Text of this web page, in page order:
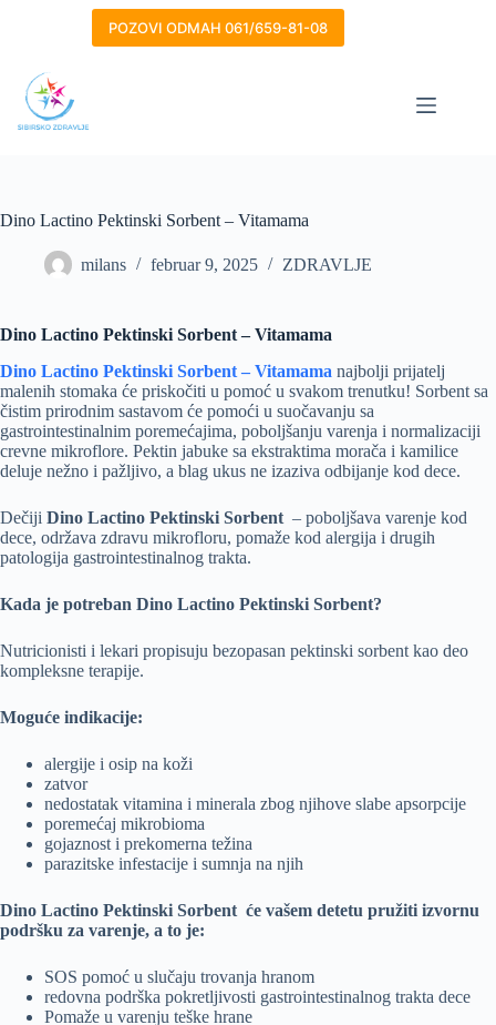
POZOVI ODMAH 061/659-81-08
Dino Lactino Pektinski Sorbent – Vitamama
milans februar 9, 2025 ZDRAVLJE
Dino Lactino Pektinski Sorbent – Vitamama
Dino Lactino Pektinski Sorbent – Vitamama najbolji prijatelj
malenih stomaka će priskočiti u pomoć u svakom trenutku! Sorbent sa
čistim prirodnim sastavom će pomoći u suočavanju sa
gastrointestinalnim poremećajima, poboljšanju varenja i normalizaciji
crevne mikroflore. Pektin jabuke sa ekstraktima morača i kamilice
deluje nežno i pažljivo, a blag ukus ne izaziva odbijanje kod dece.
Dečiji Dino Lactino Pektinski Sorbent – poboljšava varenje kod
dece, održava zdravu mikrofloru, pomaže kod alergija i drugih
patologija gastrointestinalnog trakta.
Kada je potreban Dino Lactino Pektinski Sorbent?
Nutricionisti i lekari propisuju bezopasan pektinski sorbent kao deo
kompleksne terapije.
Moguće indikacije:
alergije i osip na koži
zatvor
nedostatak vitamina i minerala zbog njihove slabe apsorpcije
poremećaj mikrobioma
gojaznost i prekomerna težina
parazitske infestacije i sumnja na njih
Dino Lactino Pektinski Sorbent će vašem detetu pružiti izvornu
podršku za varenje, a to je:
SOS pomoć u slučaju trovanja hranom
redovna podrška pokretljivosti gastrointestinalnog trakta dece
Pomaže u varenju teške hrane